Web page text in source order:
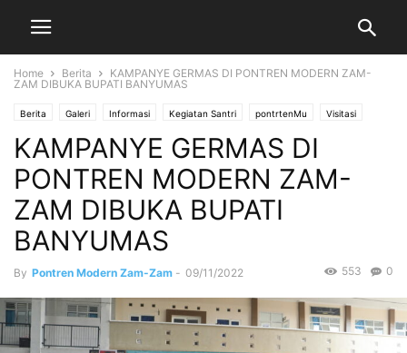
Home Berita
KAMPANYE GERMAS DI PONTREN MODERN ZAM-
ZAM DIBUKA BUPATI BANYUMAS
Berita Galeri Informasi Kegiatan Santri pontrtenMu Visitasi
KAMPANYE GERMAS DI
PONTREN MODERN ZAM-
ZAM DIBUKA BUPATI
BANYUMAS
By Pontren Modern Zam-Zam - 09/11/2022 0
553